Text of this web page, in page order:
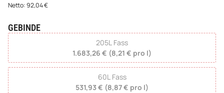
Netto:92,04€
GEBINDE
wählen
205L Fass
1.683,26 € (8,21 € pro l)
60L Fass
531,93 € (8,87 € pro l)